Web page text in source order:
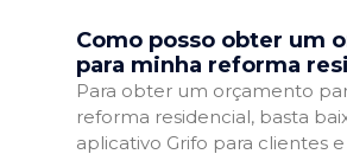
Como posso obter um
para minha reforma
Para obter um orçamento
reforma residencial, basta
aplicativo Grifo para clientes